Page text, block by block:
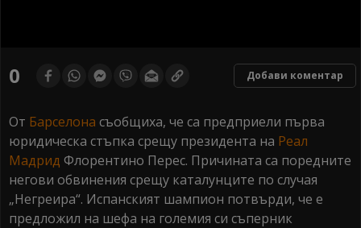
of0 Добави коментар
От Барселона съобщиха, че са предприели първа
юридическа стъпка срещу президента на Реал
Мадрид Флорентино Перес. Причината са поредните
негови обвинения срещу каталунците по случая
„Негреира“. Испанският шампион потвърди, че е
предложил на шефа на големия си съперник